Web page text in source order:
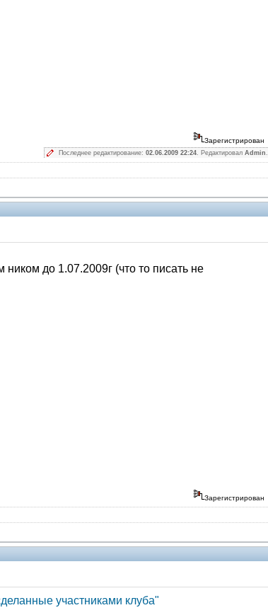
Зарегистрирован
Последнее редактирование: 02.06.2009 22:24. Редактировал Admin.
до 1.07.2009г (что то писать не
Зарегистрирован
участниками клуба"